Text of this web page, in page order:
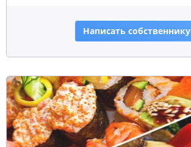
Написать собственнику